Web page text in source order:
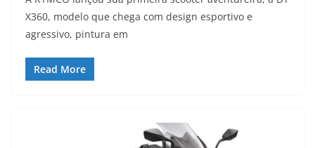
X360, modelo que chega com design esportivo e
agressivo, pintura em
Read More